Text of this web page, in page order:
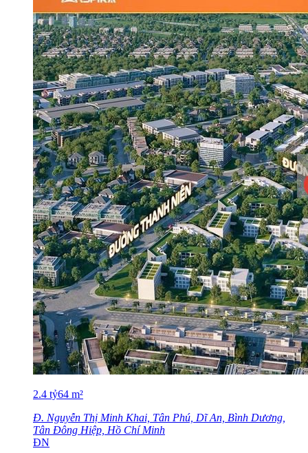
2.4 tỷ64 m²
Đ. Nguyễn Thị Minh Khai, Tân Phú, Dĩ An, Bình Dương,
Tân Đông Hiệp, Hồ Chí Minh
ĐN